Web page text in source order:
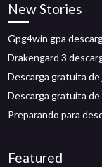
New Stories
Gpg4win gpa
Drakengard 3
Descarga gratuita
Descarga gratuita
Preparando para
Featured